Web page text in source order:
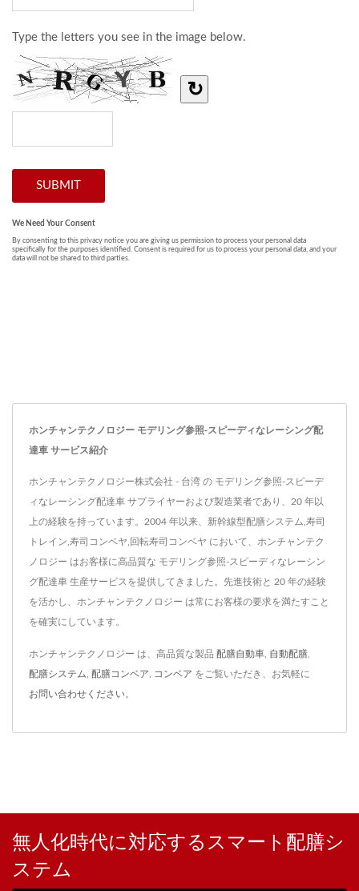
ホンチャンテクノロジー モデリング参照-スピーディなレーシング配
達車 サービス紹介
ホンチャンテクノロジー株式会社 - 台湾 の モデリング参照-スピーデ
ィなレーシング配達車 サプライヤーおよび製造業者であり、20 年以
上の経験を持っています。2004 年以来、新幹線型配膳システム,寿司
トレイン,寿司コンベヤ,回転寿司コンベヤ において、ホンチャンテク
ノロジー はお客様に高品質な モデリング参照-スピーディなレーシン
グ配達車 生産サービスを提供してきました。先進技術と 20 年の経験
を活かし、ホンチャンテクノロジー は常にお客様の要求を満たすこと
を確実にしています。
ホンチャンテクノロジー は、高品質な製品 配膳自動車 自動配膳
配膳システム 配膳コンベア コンベア をご覧いただき、お気軽に
お問い合わせください。
無人化時代に対応するスマート配膳シ
ステム